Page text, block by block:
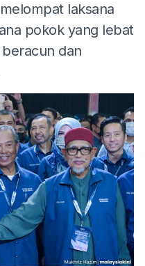
laksana
pokok yang lebat
dan